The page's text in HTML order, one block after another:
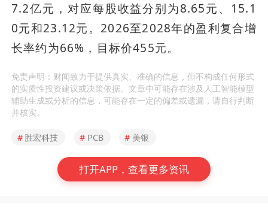
7.2亿元，对应每股收益分别为8.65元、15.1
0元和23.12元。2026至2028年的盈利复合增
长率约为66%，目标价455元。
免责声明：财闻致力于提供真实、准确的信息，但不构成任何形式
的实质性投资建议或决策依据。文章中可能存在涉及人工智能模型
辅助生成或分析的信息，可能存在一定的偏差或遗漏，请自行判断
并核实。
# 胜宏科技 # PCB # 美银
打开APP，查看更多资讯